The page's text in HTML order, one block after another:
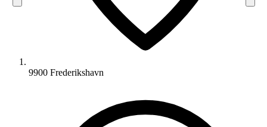
9900 Frederikshavn